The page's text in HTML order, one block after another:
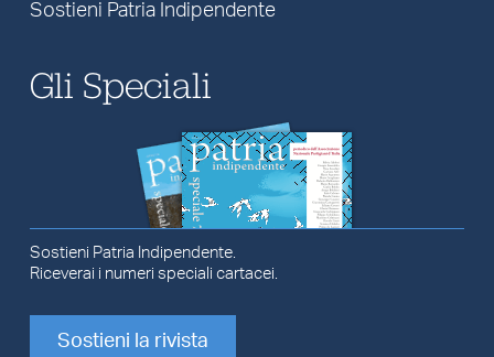
Sostieni Patria Indipendente
Gli Speciali
Sostieni Patria Indipendente.
Riceverai i numeri speciali cartacei.
Sostieni la rivista